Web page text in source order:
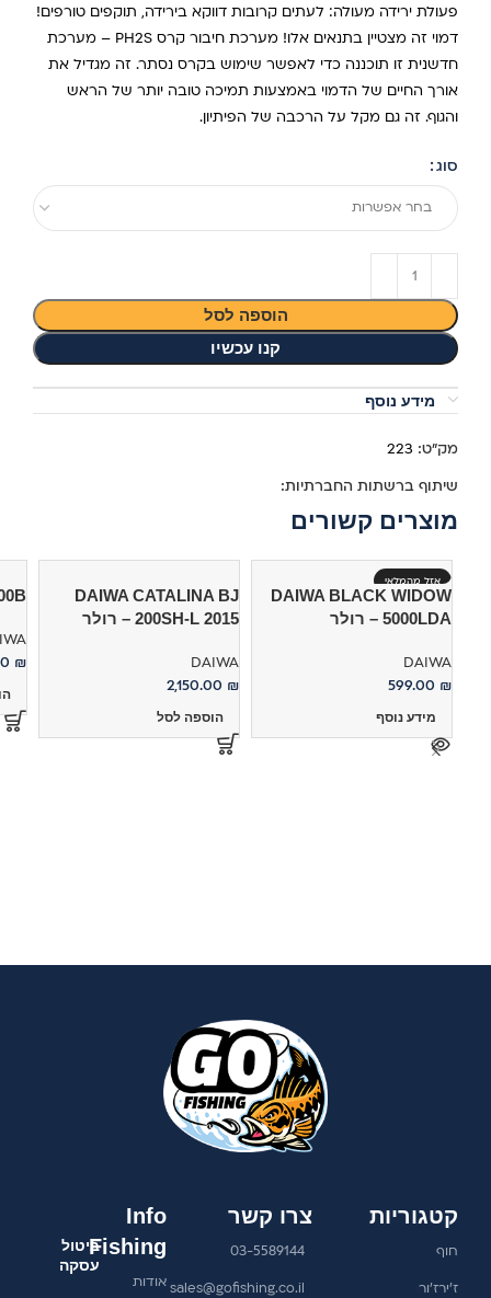
פעולת ירידה מעולה: לעתים קרובות דווקא בירידה, תוקפים טורפים!
דמוי זה מצטיין בתנאים אלו! מערכת חיבור קרס PH2S – מערכת
חדשנית זו תוכננה כדי לאפשר שימוש בקרס נסתר. זה מגדיל את
אורך החיים של הדמוי באמצעות תמיכה טובה יותר של הראש
והגוף. זה גם מקל על הרכבה של הפיתיון.
סוג
בחר אפשרות
הוספה לסל
קנו עכשיו
מידע נוסף
מק"ט: 223
שיתוף ברשתות החברתיות:
מוצרים קשורים
אזל מהמלאי
DAIWA BLACK WIDOW
5000LDA – רולר
DAIWA
599.00 ₪
מידע נוסף
DAIWA CATALINA BJ
200SH-L 2015 – רולר
DAIWA
2,150.00 ₪
הוספה לסל
₪
Info
Fishing
אודות
ביטול
עסקה
קטגוריות
חוף
ז'ירז'ור
צרו קשר
03-5589144
sales@gofishing.co.il